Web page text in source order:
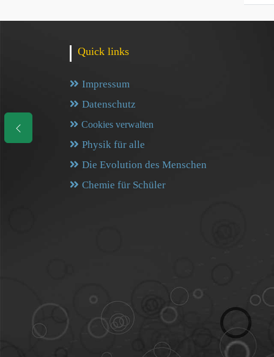
Quick links
Impressum
Datenschutz
Cookies verwalten
Physik für alle
Die Evolution des Menschen
Chemie für Schüler